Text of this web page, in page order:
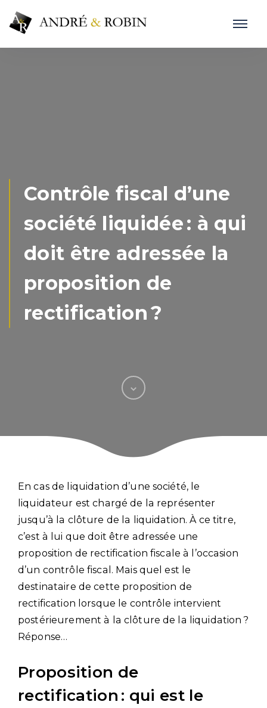
Contrôle fiscal d’une
société liquidée : à qui
doit être adressée la
proposition de
rectification ?
En cas de liquidation d’une société, le
liquidateur est chargé de la représenter
jusqu’à la clôture de la liquidation. À ce titre,
c’est à lui que doit être adressée une
proposition de rectification fiscale à l’occasion
d’un contrôle fiscal. Mais quel est le
destinataire de cette proposition de
rectification lorsque le contrôle intervient
postérieurement à la clôture de la liquidation ?
Réponse…
Proposition de
rectification : qui est le